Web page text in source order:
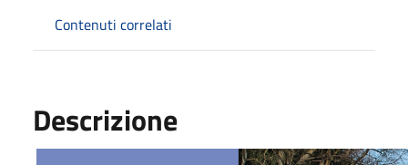
Contenuti correlati
Descrizione